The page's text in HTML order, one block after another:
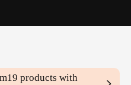
products with